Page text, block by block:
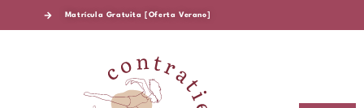
Matrícula Gratuita [Oferta Verano]